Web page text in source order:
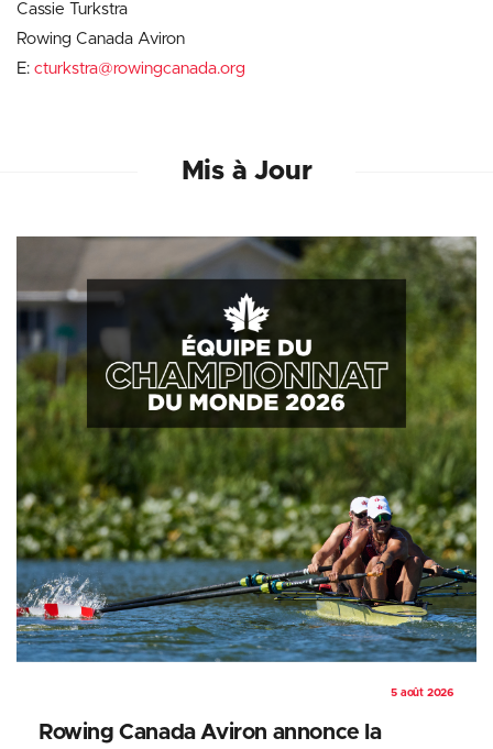
Cassie Turkstra
Rowing Canada Aviron
E: cturkstra@rowingcanada.org
Mis à Jour
5 août 2026
Rowing Canada Aviron annonce la